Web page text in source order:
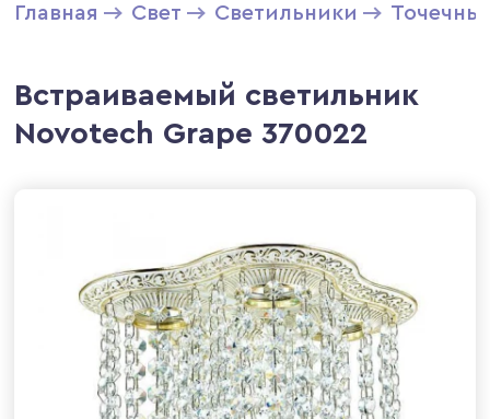
Главная Свет Светильники
Встраиваемый светильник
Novotech Grape 370022